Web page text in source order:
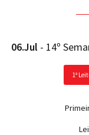
06.Jul - 14º
1ª